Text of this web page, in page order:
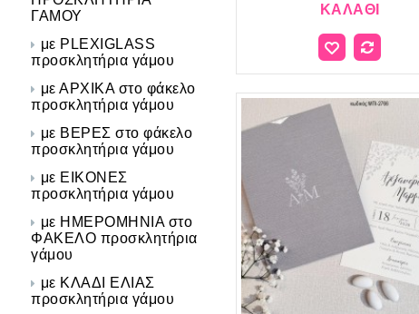
ΓΑΜΟΥ
με PLEXIGLASS
προσκλητήρια γάμου
με ΑΡΧΙΚΑ στο φάκελο
προσκλητήρια γάμου
με ΒΕΡΕΣ στο φάκελο
προσκλητήρια γάμου
με ΕΙΚΟΝΕΣ
προσκλητήρια γάμου
με ΗΜΕΡΟΜΗΝΙΑ στο
ΦΑΚΕΛΟ προσκλητήρια
γάμου
με ΚΛΑΔΙ ΕΛΙΑΣ
προσκλητήρια γάμου
ΚΑΛΆΘΙ